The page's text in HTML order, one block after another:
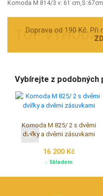
Komoda M 814/3 v: 61 cm,Š
Doprava od 190 Kč. Při
Vybírejte z podobných
Komoda M 825/ 2 s dvěmi
dvířky a dvěmi zásuvkami
16 200 Kč
Skladem